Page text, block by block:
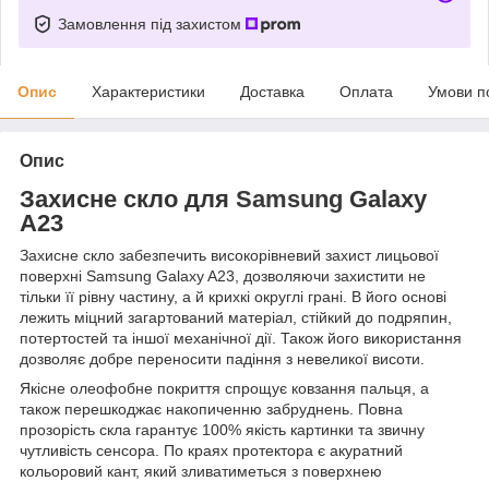
Замовлення під захистом
Опис Характеристики Доставка Оплата Умови
Опис
Захисне скло для Samsung Galaxy
A23
Захисне скло забезпечить високорівневий захист лицьової
поверхні Samsung Galaxy A23, дозволяючи захистити не
тільки її рівну частину, а й крихкі округлі грані. В його основі
лежить міцний загартований матеріал, стійкий до подряпин,
потертостей та іншої механічної дії. Також його використання
дозволяє добре переносити падіння з невеликої висоти.
Якісне олеофобне покриття спрощує ковзання пальця, а
також перешкоджає накопиченню забруднень. Повна
прозорість скла гарантує 100% якість картинки та звичну
чутливість сенсора.
По краях протектора є акуратний
кольоровий кант, який зливатиметься з поверхнею